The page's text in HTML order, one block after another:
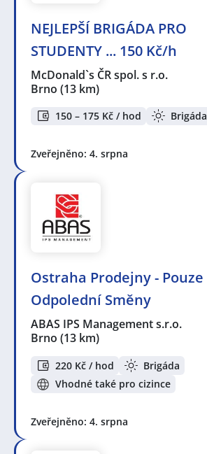
NEJLEPŠÍ BRIGÁDA PRO
STUDENTY ... 150 Kč/h
McDonald`s ČR spol. s r.o.
Brno (13 km)
150 – 175 Kč / hod Brigáda
Zveřejněno: 4. srpna
Ostraha Prodejny - Pouze
Odpolední Směny
ABAS IPS Management s.r.o.
Brno (13 km)
220 Kč / hod
Brigáda
Vhodné také pro cizince
Zveřejněno: 4. srpna